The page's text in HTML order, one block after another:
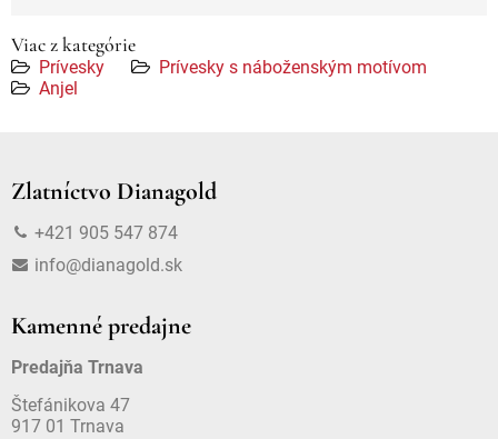
Viac z kategórie
Prívesky
Prívesky s náboženským motívom
Anjel
Zlatníctvo Dianagold
+421 905 547 874
info@dianagold.sk
Kamenné predajne
Predajňa Trnava
Štefánikova 47
917 01 Trnava